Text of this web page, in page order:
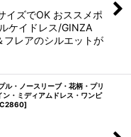
イズでOK おススメポ
ケイドレス/GINZA
フレアのシルエットが
・ノースリーブ・花柄・プリ
・ミディアムドレス・ワンピ
C2860]